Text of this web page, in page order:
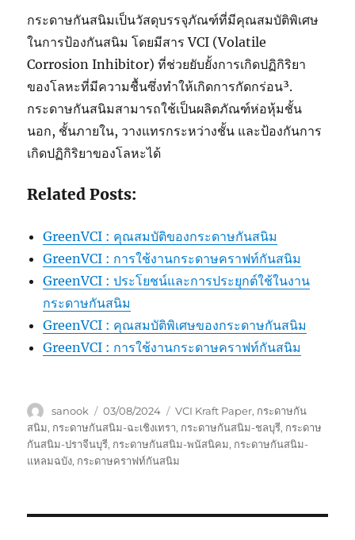
กระดาษกันสนิมเป็นวัสดุบรรจุภัณฑ์ที่มีคุณสมบัติพิเศษ
ในการป้องกันสนิม โดยมีสาร VCI (Volatile
Corrosion Inhibitor) ที่ช่วยยับยั้งการเกิดปฏิกิริยา
ของโลหะที่มีความชื้นซึ่งทำให้เกิดการกัดกร่อน³.
กระดาษกันสนิมสามารถใช้เป็นผลิตภัณฑ์ห่อหุ้มชั้น
นอก, ชั้นภายใน, วางแทรกระหว่างชั้น และป้องกันการ
เกิดปฏิกิริยาของโลหะได้
Related Posts:
GreenVCI : คุณสมบัติของกระดาษกันสนิม
GreenVCI : การใช้งานกระดาษคราฟท์กันสนิม
GreenVCI : ประโยชน์และการประยุกต์ใช้ในงาน
กระดาษกันสนิม
GreenVCI : คุณสมบัติพิเศษของกระดาษกันสนิม
GreenVCI : การใช้งานกระดาษคราฟท์กันสนิม
Author
sanook
Posted
on
03/08/2024 Tags
VCI Kraft Paper, กระดาษกัน
สนิม, กระดาษกันสนิม-ฉะเชิงเทรา, กระดาษกันสนิม-ชลบุรี, กระดาษ
กันสนิม-ปราจีนบุรี, กระดาษกันสนิม-พนัสนิคม, กระดาษกันสนิม-
แหลมฉบัง, กระดาษคราฟท์กันสนิม